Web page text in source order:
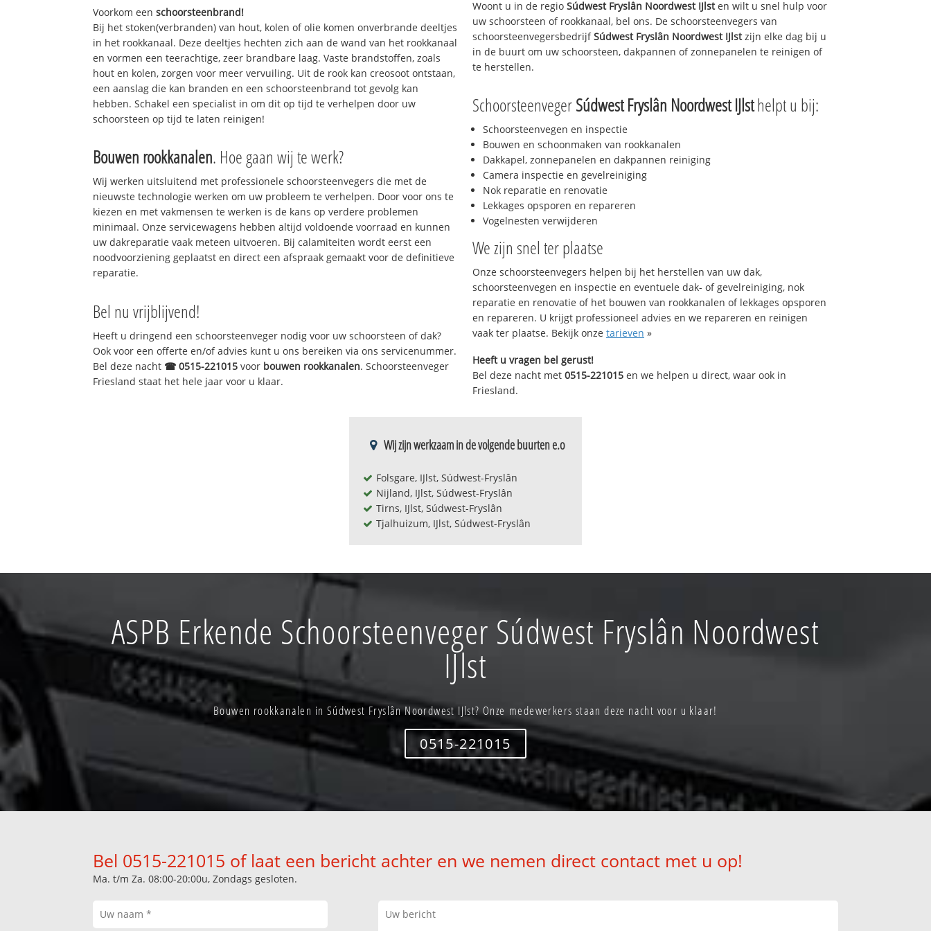
Voorkom eenschoorsteenbrand!
Bij het stoken(verbranden) van hout, kolen of olie komen onverbrande deeltjes
in het rookkanaal. Deze deeltjes hechten zich aan de wand van het rookkanaal
en vormen een teerachtige, zeer brandbare laag. Vaste brandstoffen, zoals
hout en kolen, zorgen voor meer vervuiling. Uit de rook kan creosoot ontstaan,
een aanslag die kan branden en een schoorsteenbrand tot gevolg kan
hebben. Schakel een specialist in om dit op tijd te verhelpen door uw
schoorsteen op tijd te laten reinigen!
Bouwen rookkanalen. Hoe gaan wij te werk?
Wij werken uitsluitend met professionele schoorsteenvegers die met de
nieuwste technologie werken om uw probleem te verhelpen. Door voor ons te
kiezen en met vakmensen te werken is de kans op verdere problemen
minimaal. Onze servicewagens hebben altijd voldoende voorraad en kunnen
uw dakreparatie vaak meteen uitvoeren. Bij calamiteiten wordt eerst een
noodvoorziening geplaatst en direct een afspraak gemaakt voor de definitieve
reparatie.
Bel nu vrijblijvend!
Heeft u dringend een schoorsteenveger nodig voor uw schoorsteen of dak?
Ook voor een offerte en/of advies kunt u ons bereiken via ons servicenummer.
Bel deze nacht ☎0515-221015 voor bouwen rookkanalen. Schoorsteenveger
Friesland staat het hele jaar voor u klaar.
Woont u in de regio Súdwest Fryslân Noordwest IJlsten wilt u snel hulp voor
uw schoorsteen of rookkanaal, bel ons. De schoorsteenvegers van
schoorsteenvegersbedrijfSúdwest Fryslân Noordwest IJlstzijn elke dag bij u
in de buurt om uw schoorsteen, dakpannen of zonnepanelen te reinigen of
te herstellen.
SchoorsteenvegerSúdwest Fryslân Noordwest IJlsthelpt u bij:
Schoorsteenvegen en inspectie
Bouwen en schoonmaken van rookkanalen
Dakkapel, zonnepanelen en dakpannen reiniging
Camera inspectie en gevelreiniging
Nok reparatie en renovatie
Lekkages opsporen en repareren
Vogelnesten verwijderen
We zijn snel ter plaatse
Onze schoorsteenvegers helpen bij het herstellen van uw dak,
schoorsteenvegen en inspectie en eventuele dak- of gevelreiniging, nok
reparatie en renovatie of het bouwen van rookkanalen of lekkages opsporen
en repareren. U krijgt professioneel advies en we repareren en reinigen
vaak ter plaatse. Bekijk onze tarieven »
Heeft u vragen bel gerust!
Bel deze nacht met 0515-221015 en we helpen u direct, waar ook in
Friesland.
Wij zijn werkzaam in de volgende buurten e.o
Folsgare, IJlst, Súdwest-Fryslân
Nijland, IJlst, Súdwest-Fryslân
Tirns, IJlst, Súdwest-Fryslân
Tjalhuizum, IJlst, Súdwest-Fryslân
ASPB Erkende Schoorsteenveger Súdwest Fryslân Noordwest
IJlst
Bouwen rookkanalen in Súdwest Fryslân Noordwest IJlst? Onze medewerkers staan deze nacht voor u klaar!
0515-221015
Bel 0515-221015 of laat een bericht achter en we nemen direct contact met u op!
Ma. t/m Za. 08:00-20:00u, Zondags gesloten.